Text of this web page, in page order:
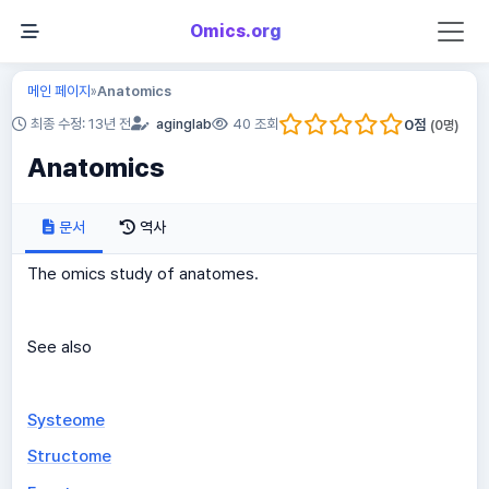
Omics.org
메인 페이지»Anatomics
최종 수정: 13년 전 aginglab 40 조회 0점 (0명)
Anatomics
문서 역사
The omics study of anatomes.
See also
Systeome
Structome